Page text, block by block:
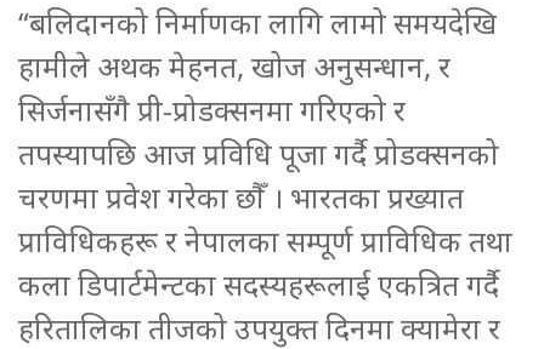
“बलिदानको निर्माणका लागि लामो समयदेखि
हामीले अथक मेहनत, खोज अनुसन्धान, र
सिर्जनासँगै प्री-प्रोडक्सनमा गरिएको र
तपस्यापछि आज प्रविधि पूजा गर्दै प्रोडक्सनको
चरणमा प्रवेश गरेका छौँ । भारतका प्रख्यात
प्राविधिकहरू र नेपालका सम्पूर्ण प्राविधिक तथा
कला डिपार्टमेन्टका सदस्यहरूलाई एकत्रित गर्दै
हरितालिका तीजको उपयुक्त दिनमा क्यामेरा र